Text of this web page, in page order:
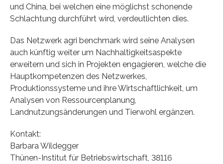
und China, bei welchen eine möglichst schonende
Schlachtung durchführt wird, verdeutlichten dies.
Das Netzwerk agri benchmark wird seine Analysen
auch künftig weiter um Nachhaltigkeitsaspekte
erweitern und sich in Projekten engagieren, welche die
Hauptkompetenzen des Netzwerkes,
Produktionssysteme und ihre Wirtschaftlichkeit, um
Analysen von Ressourcenplanung,
Landnutzungsänderungen und Tierwohl ergänzen.
Kontakt:
Barbara Wildegger
Thünen-Institut für Betriebswirtschaft, 38116